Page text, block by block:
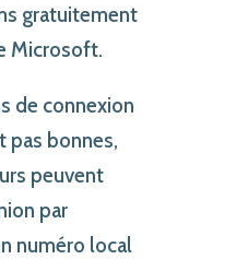
gratuitement
Microsoft.
de connexion
pas bonnes,
peuvent
par
numéro local